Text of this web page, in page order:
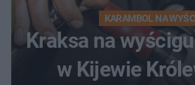
KARAMBOL NA
Kraksa na
w Kijewie